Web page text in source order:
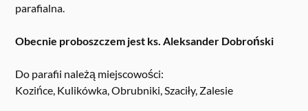
parafialna.
Obecnie proboszczem jest ks. Aleksander Dobroński
Do parafii należą miejscowości:
Kozińce, Kulikówka, Obrubniki, Szaciły, Zalesie